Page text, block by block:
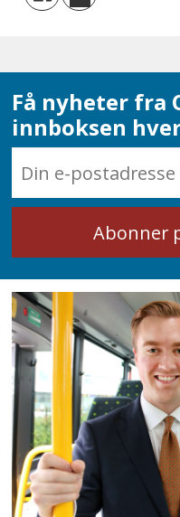
Få nyheter fra
innboksen